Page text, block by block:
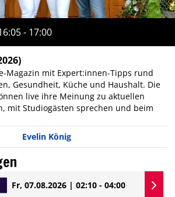
- 17:00
Magazin mit Expert:innen-Tipps rund
Gesundheit, Küche und Haushalt. Die
live ihre Meinung zu aktuellen
mit Studiogästen sprechen und beim
Evelin König
Fr, 07.08.2026 | 02:10 - 04:00